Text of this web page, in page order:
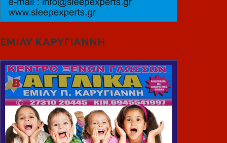
ΕΜΙΛΥ ΚΑΡΥΓΙΑΝΝΗ